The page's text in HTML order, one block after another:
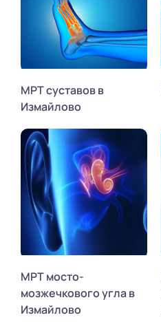
МРТ суставов в
Измайлово
МРТ мосто-
мозжечкового угла в
Измайлово